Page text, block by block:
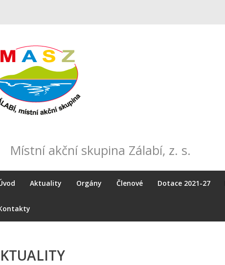
Místní akční skupina Zálabí, z. s.
Aktuality Orgány Členové Dotace 2021-27